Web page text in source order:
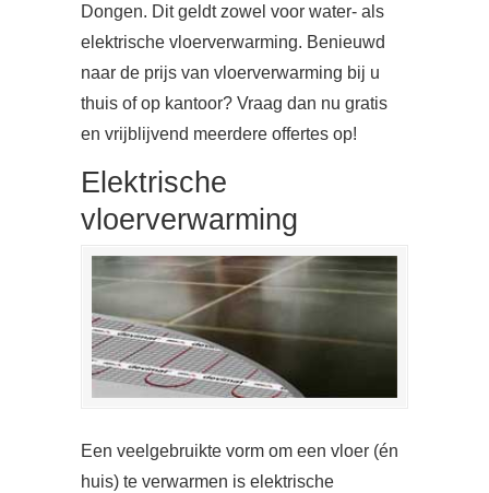
Dongen. Dit geldt zowel voor water- als
elektrische vloerverwarming. Benieuwd
naar de prijs van vloerverwarming bij u
thuis of op kantoor? Vraag dan nu gratis
en vrijblijvend meerdere offertes op!
Elektrische
vloerverwarming
Een veelgebruikte vorm om een vloer (én
huis) te verwarmen is elektrische